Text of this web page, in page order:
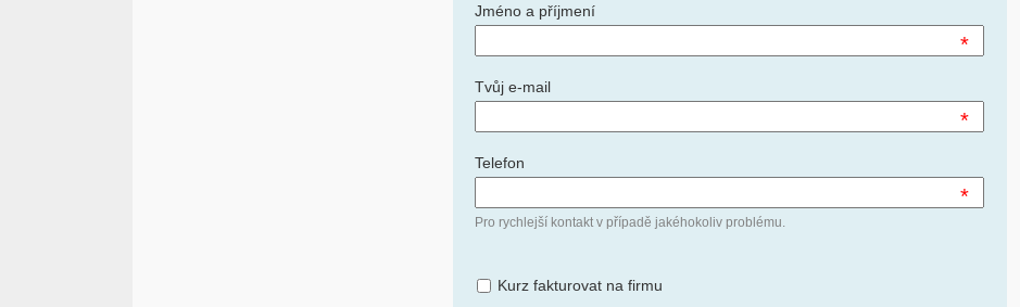
Jméno a příjmení
*
Tvůj e-mail
*
Telefon
*
Pro rychlejší kontakt v případě jakéhokoliv problému.
Kurz fakturovat na firmu